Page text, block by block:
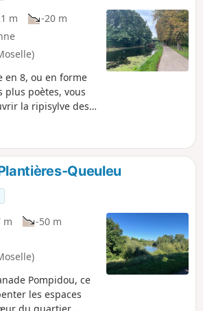
m
-20 m
en 8, ou en forme
poètes, vous
la ripisylve des
Canalisée et
verdure, en plein
accessible
ville.
Queuleu
m
-50 m
Pompidou, ce
les espaces